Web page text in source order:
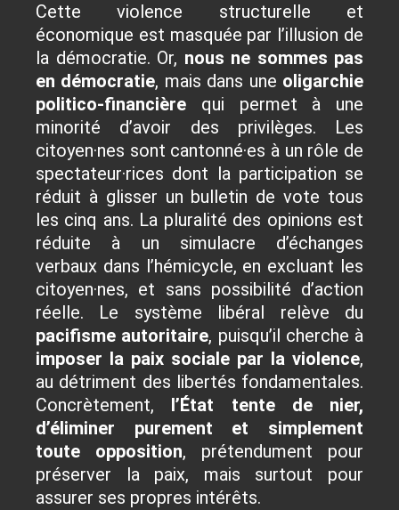
Cette violence structurelle et
économique est masquée par l’illusion de
la démocratie. Or, nous ne sommes pas
en démocratie, mais dans une oligarchie
politico-financière qui permet à une
minorité d’avoir des privilèges. Les
citoyen·nes sont cantonné·es à un rôle de
spectateur·rices dont la participation se
réduit à glisser un bulletin de vote tous
les cinq ans. La pluralité des opinions est
réduite à un simulacre d’échanges
verbaux dans l’hémicycle, en excluant les
citoyen·nes, et sans possibilité d’action
réelle. Le système libéral relève du
pacifisme autoritaire, puisqu’il cherche à
imposer la paix sociale par la violence,
au détriment des libertés fondamentales.
Concrètement, l’État tente de nier,
d’éliminer purement et simplement
toute opposition, prétendument pour
préserver la paix, mais surtout pour
assurer ses propres intérêts.